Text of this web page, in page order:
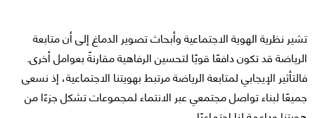
تشير نظرية الهوية الاجتماعية وأبحاث تصوير الدماغ إلى أن متابعة
الرياضة قد تكون دافعًا قويًا لتحسين الرفاهية مقارنةً بعوامل أخرى.
فالتأثير الإيجابي لمتابعة الرياضة مرتبط بهويتنا الاجتماعية، إذ نسعى
جميعًا لبناء تواصل مجتمعي عبر الانتماء لمجموعات تشكل جزءًا من